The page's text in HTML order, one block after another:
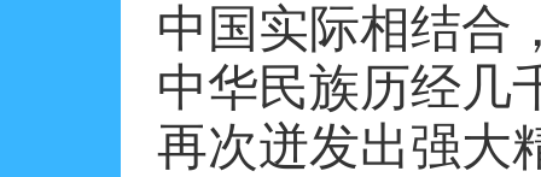
中国实际相结合
中华民族历经几
再次迸发出强大